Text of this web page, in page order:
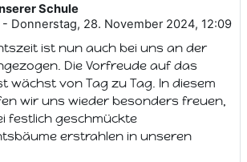
Schule
- Donnerstag, 28. November 2024, 12:09
0
ist nun auch bei uns an der
Die Vorfreude auf das
wächst von Tag zu Tag. In diesem
wir uns wieder besonders freuen,
festlich geschmückte
erstrahlen in unseren